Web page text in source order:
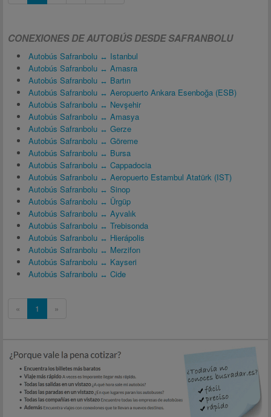
CONEXIONES DE AUTOBÚS DESDE SAFRANBOLU
Autobús Safranbolu ↔ Istanbul
Autobús Safranbolu ↔ Amasra
Autobús Safranbolu ↔ Bartın
Autobús Safranbolu ↔ Aeropuerto Ankara Esenboğa (ESB)
Autobús Safranbolu ↔ Nevşehir
Autobús Safranbolu ↔ Amasya
Autobús Safranbolu ↔ Gerze
Autobús Safranbolu ↔ Göreme
Autobús Safranbolu ↔ Bursa
Autobús Safranbolu ↔ Cappadocia
Autobús Safranbolu ↔ Aeropuerto Estambul Atatürk (IST)
Autobús Safranbolu ↔ Sinop
Autobús Safranbolu ↔ Ürgüp
Autobús Safranbolu ↔ Ayvalık
Autobús Safranbolu ↔ Trebisonda
Autobús Safranbolu ↔ Hierápolis
Autobús Safranbolu ↔ Merzifon
Autobús Safranbolu ↔ Kayseri
Autobús Safranbolu ↔ Cide
« 1 »